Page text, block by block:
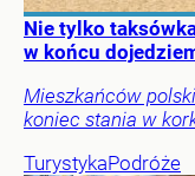
Nie tylko
w końcu
Mieszkańców
koniec stania w
TurystykaPodróże